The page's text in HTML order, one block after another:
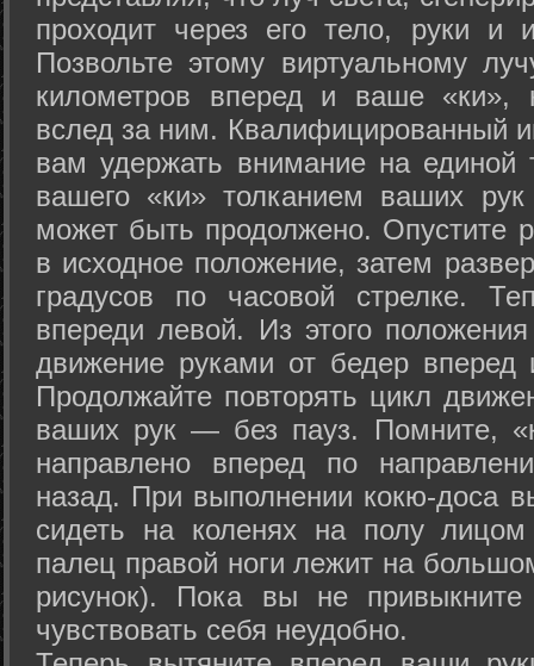
проходит через его тело, руки и
Позвольте этому виртуальному
километров вперед и ваше «ки»,
вслед за ним. Квалифицированный
вам удержать внимание на единой
вашего «ки» толканием ваших
может быть продолжено. Опустите
в исходное положение, затем
градусов по часовой стрелке.
впереди левой. Из этого
движение руками от бедер вперед
Продолжайте повторять цикл
ваших рук — без пауз. Помните,
направлено вперед по
назад. При выполнении кокю-доса
сидеть на коленях на полу
палец правой ноги лежит на
рисунок). Пока вы не
чувствовать себя неудобно.